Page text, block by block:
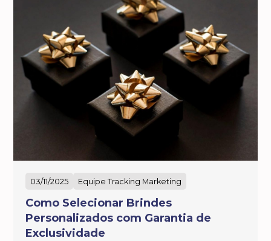
03/11/2025 Equipe Tracking Marketing
Como Selecionar Brindes
Personalizados com Garantia de
Exclusividade